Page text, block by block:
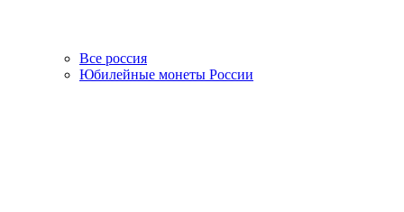
Все россия
Юбилейные монеты России